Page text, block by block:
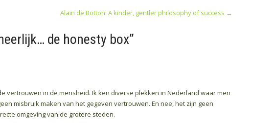
Alain de Botton: A kinder, gentler philosophy of success →
de honesty box”
vertrouwen in de mensheid. Ik ken diverse plekken in Nederland waar men
misbruik maken van het gegeven vertrouwen. En nee, het zijn geen
omgeving van de grotere steden.